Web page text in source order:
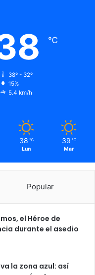
℃
38º - 32º
15%
5.4 km/h
38 ℃
Lun
39 ℃
Mar
Popular
el Héroe de
durante el asedio
la zona azul: así